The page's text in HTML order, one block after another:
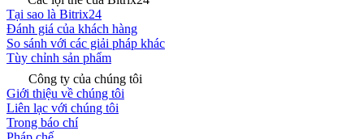
Tại sao là Bitrix24
Đánh giá của khách hàng
So sánh với các giải pháp khác
Tùy chỉnh sản phẩm
Công ty của chúng tôi
Giới thiệu về chúng tôi
Liên lạc với chúng tôi
Trong báo chí